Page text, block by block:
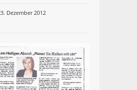
Dezember 2012